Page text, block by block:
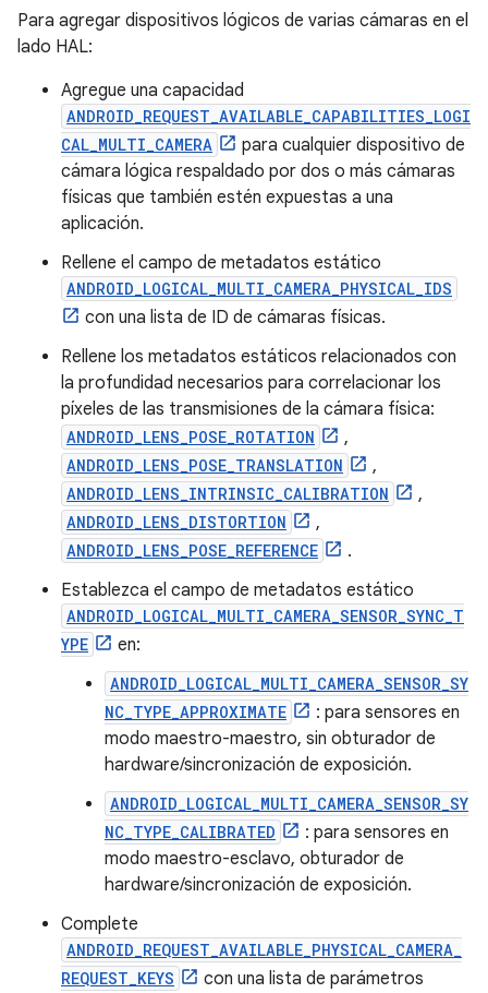
Para agregar dispositivos lógicos de varias cámaras en el
lado HAL:
Agregue una capacidad
ANDROID_REQUEST_AVAILABLE_CAPABILITIES_LOGI
CAL_MULTI_CAMERA
para cualquier dispositivo de
cámara lógica respaldado por dos o más cámaras
físicas que también estén expuestas a una
aplicación.
Rellene el campo de metadatos estático
ANDROID_LOGICAL_MULTI_CAMERA_PHYSICAL_IDS
con una lista de ID de cámaras físicas.
Rellene los metadatos estáticos relacionados con
la profundidad necesarios para correlacionar los
píxeles de las transmisiones de la cámara física:
ANDROID_LENS_POSE_ROTATION ,
ANDROID_LENS_POSE_TRANSLATION ,
ANDROID_LENS_INTRINSIC_CALIBRATION ,
ANDROID_LENS_DISTORTION ,
ANDROID_LENS_POSE_REFERENCE
.
Establezca el campo de metadatos estático
ANDROID_LOGICAL_MULTI_CAMERA_SENSOR_SYNC_T
YPE
en:
ANDROID_LOGICAL_MULTI_CAMERA_SENSOR_SY
NC_TYPE_APPROXIMATE
: para sensores en
modo maestro-maestro, sin obturador de
hardware/sincronización de exposición.
ANDROID_LOGICAL_MULTI_CAMERA_SENSOR_SY
NC_TYPE_CALIBRATED
: para sensores en
modo maestro-esclavo, obturador de
hardware/sincronización de exposición.
Complete
ANDROID_REQUEST_AVAILABLE_PHYSICAL_CAMERA_
REQUEST_KEYS
con una lista de parámetros